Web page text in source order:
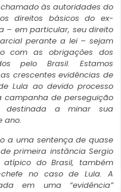
às autoridades do
direitos básicos do ex-
– em particular, seu direito
perante a lei – sejam
com as obrigações dos
pelo Brasil. Estamos
crescentes evidências de
Lula ao devido processo
de perseguição
destinada a minar sua
ano.
a uma sentença de quase
primeira instância Sergio
do Brasil, também
no caso de Lula. A
em uma “evidência”